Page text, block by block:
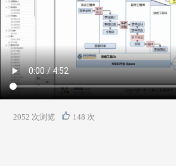
2052 次浏览 148 次